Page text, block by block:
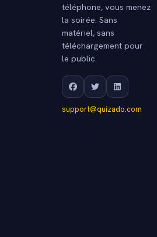
téléphone, vous menez
la soirée. Sans
matériel, sans
téléchargement pour
le public.
support@quizado.com